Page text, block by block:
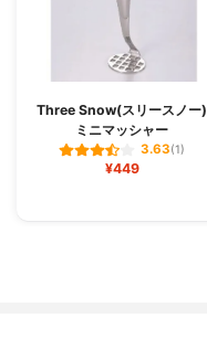
Three Snow(スリースノー)
ミニマッシャー
3.63(1)
¥449